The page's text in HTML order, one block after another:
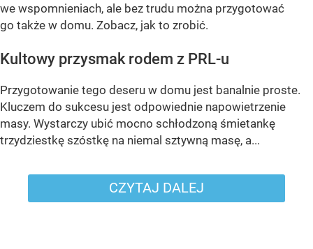
we wspomnieniach, ale bez trudu można przygotować
go także w domu. Zobacz, jak to zrobić.
Kultowy przysmak rodem z PRL-u
Przygotowanie tego deseru w domu jest banalnie proste.
Kluczem do sukcesu jest odpowiednie napowietrzenie
masy. Wystarczy ubić mocno schłodzoną śmietankę
trzydziestkę szóstkę na niemal sztywną masę, a...
CZYTAJ DALEJ